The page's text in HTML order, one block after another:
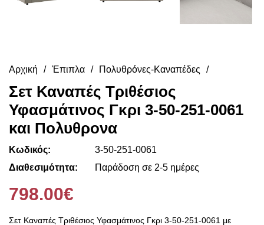
Αρχική Έπιπλα Πολυθρόνες-Καναπέδες
Σετ Καναπές Τριθέσιος
Υφασμάτινος Γκρι 3-50-251-0061
και Πολυθρονα
Κωδικός:
3-50-251-0061
Διαθεσιμότητα:
Παράδοση σε 2-5 ημέρες
798.00€
Σετ Καναπές Τριθέσιος Υφασμάτινος Γκρι 3-50-251-0061 με